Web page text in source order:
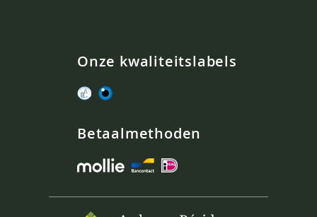
Onze kwaliteitslabels
Betaalmethoden